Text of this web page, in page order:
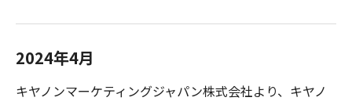
2024年4月
キヤノンマーケティングジャパン株式会社より、キヤノ